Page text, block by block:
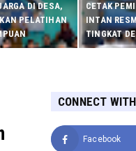
DI DESA,
PELATIHAN
CETAK
INTAN
TINGKAT
CONNECT
Facebook